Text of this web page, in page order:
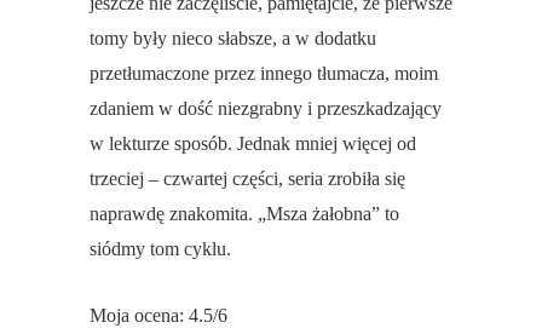
tomy były nieco słabsze, a w dodatku
przetłumaczone przez innego tłumacza, moim
zdaniem w dość niezgrabny i przeszkadzający
w lekturze sposób. Jednak mniej więcej od
trzeciej – czwartej części, seria zrobiła się
naprawdę znakomita. „Msza żałobna” to
siódmy tom cyklu.
Moja ocena: 4.5/6